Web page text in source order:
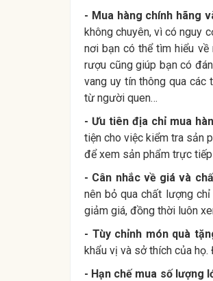
- Mua hàng chính hãng
không chuyên, vì có nguy
nơi bạn có thể tìm hiểu
rượu cũng giúp bạn có
vang uy tín thông qua các
từ người quen…
- Ưu tiên địa chỉ mua
tiện cho việc kiểm tra sản
để xem sản phẩm trực
- Cân nhắc về giá và
nên bỏ qua chất lượng
giảm giá, đồng thời luôn
- Tùy chỉnh món quà
khẩu vị và sở thích của
- Hạn chế mua số lượng